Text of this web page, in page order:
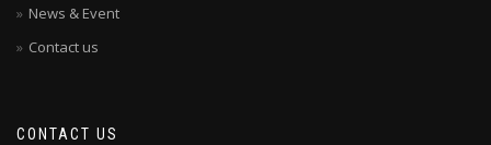
News & Event
Contact us
CONTACT US